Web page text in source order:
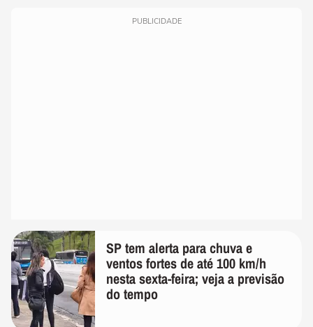
PUBLICIDADE
SP tem alerta para chuva e
ventos fortes de até 100 km/h
nesta sexta-feira; veja a previsão
do tempo